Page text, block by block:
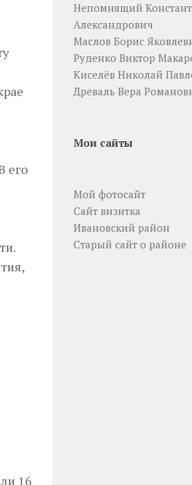
его
16
Непомнящий
Александрович
Маслов Борис
Руденко Виктор
Киселёв Николай
Древаль Вера
Мои сайты
Мой фотосайт
Сайт визитка
Ивановский район
Старый сайт о районе